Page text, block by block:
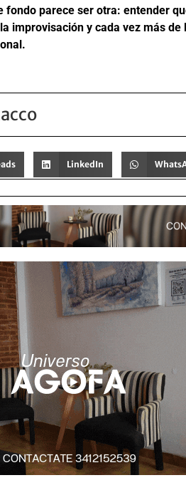
fondo parece ser otra: entender
improvisación y cada vez más
LinkedIn